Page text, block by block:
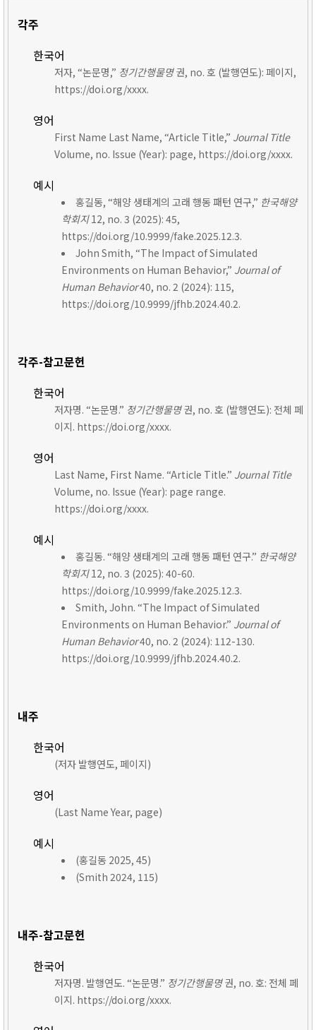
각주
한국어
저자, “논문명,” 정기간행물명권, no. 호 (발행연도): 페이지,
https://doi.org/xxxx.
영어
First Name Last Name, “Article Title,” Journal Title
Volume, no. Issue (Year): page, https://doi.org/xxxx.
예시
홍길동, “해양 생태계의 고래 행동 패턴 연구,” 한국해양
학회지12, no. 3 (2025): 45,
https://doi.org/10.9999/fake.2025.12.3.
John Smith, “The Impact of Simulated
Environments on Human Behavior,” Journal of
Human Behavior40, no. 2 (2024): 115,
https://doi.org/10.9999/jfhb.2024.40.2.
각주-참고문헌
한국어
저자명. “논문명.” 정기간행물명권, no. 호 (발행연도): 전체 페
이지. https://doi.org/xxxx.
영어
Last Name, First Name. “Article Title.” Journal Title
Volume, no. Issue (Year): page range.
https://doi.org/xxxx.
예시
홍길동. “해양 생태계의 고래 행동 패턴 연구.” 한국해양
학회지12, no. 3 (2025): 40-60.
https://doi.org/10.9999/fake.2025.12.3.
Smith, John. “The Impact of Simulated
Environments on Human Behavior.” Journal of
Human Behavior40, no. 2 (2024): 112-130.
https://doi.org/10.9999/jfhb.2024.40.2.
내주
한국어
(저자 발행연도, 페이지)
영어
(Last Name Year, page)
예시
(홍길동 2025, 45)
(Smith 2024, 115)
내주-참고문헌
한국어
저자명. 발행연도. “논문명.” 정기간행물명권, no. 호: 전체 페
이지. https://doi.org/xxxx.